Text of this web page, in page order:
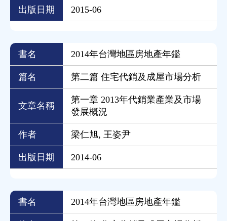
出版日期 2015-06
書名 2014年台灣地區房地產年鑑
篇名 第二篇 住宅代銷及成屋市場分析
文章名稱
第一章 2013年代銷業產業及市場
發展概況
作者 梁仁旭, 王姿尹
出版日期 2014-06
書名 2014年台灣地區房地產年鑑